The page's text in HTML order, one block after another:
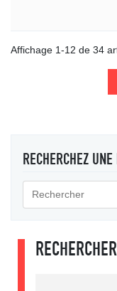
Affichage 1-12 de 34
RECHERCHEZ